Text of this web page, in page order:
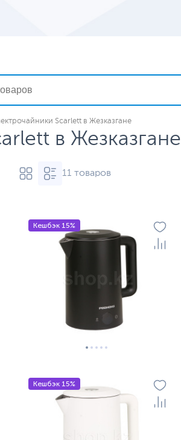
Scarlett в Жезказгане
в Жезказгане
11 товаров
Кешбэк 15%
Кешбэк 15%